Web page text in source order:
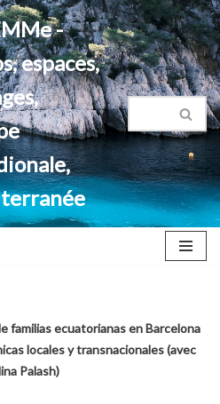
-
espaces,
familias ecuatorianas en Barcelona
locales y transnacionales (avec
Palash)